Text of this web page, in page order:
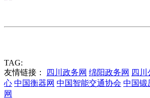
TAG:
友情链接：
四川政务网 绵阳政务网 四
心 中国衡器网 中国智能交通协会 中国锻
网